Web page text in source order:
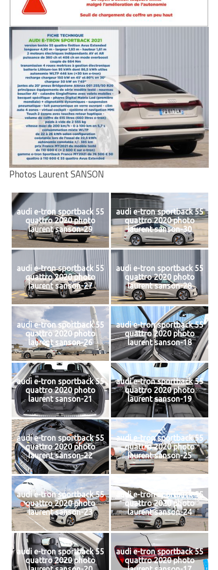
Photos Laurent SANSON
audi e-tron sportback 55
quattro 2020 photo
laurent sanson-29
audi e-tron sportback 55
quattro 2020 photo
laurent sanson-30
audi e-tron sportback 55
quattro 2020 photo
laurent sanson-27
audi e-tron sportback 55
quattro 2020 photo
laurent sanson-28
audi e-tron sportback 55
quattro 2020 photo
laurent sanson-26
audi e-tron sportback 55
quattro 2020 photo
laurent sanson-18
audi e-tron sportback 55
quattro 2020 photo
laurent sanson-21
audi e-tron sportback 55
quattro 2020 photo
laurent sanson-19
audi e-tron sportback 55
quattro 2020 photo
laurent sanson-22
audi e-tron sportback 55
quattro 2020 photo
laurent sanson-25
audi e-tron sportback 55
quattro 2020 photo
laurent sanson-23
audi e-tron sportback 55
quattro 2020 photo
laurent sanson-24
audi e-tron sportback 55
quattro 2020 photo
audi e-tron sportback 55
quattro 2020 photo